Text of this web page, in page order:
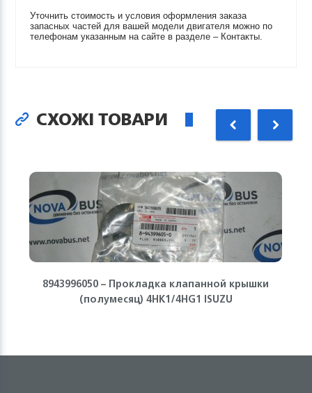
Уточнить стоимость и условия оформления заказа
запасных частей для вашей модели двигателя можно по
телефонам указанным на сайте в разделе – Контакты.
СХОЖІ ТОВАРИ
8943996050 – Прокладка клапанной крышки
(полумесяц) 4HK1/4HG1 ISUZU